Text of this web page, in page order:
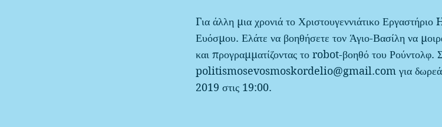
Για άλλη μια χρονιά το Χριστουγεννιάτικο
Ευόσμου. Ελάτε να βοηθήσετε τον Άγιο-Βασίλη να
και προγραμματίζοντας το robot-βοηθό του Ρούντολφ.
politismosevosmoskordelio@gmail.com για
2019 στις 19:00.